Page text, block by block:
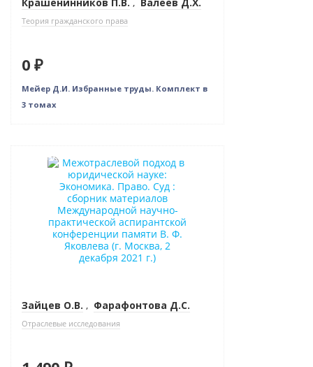
Теория гражданского права
0 ₽
Мейер Д.И. Избранные труды. Комплект в
3 томах
Новинка
Зайцев О.В. , Фарафонтова Д.С.
Отраслевые исследования